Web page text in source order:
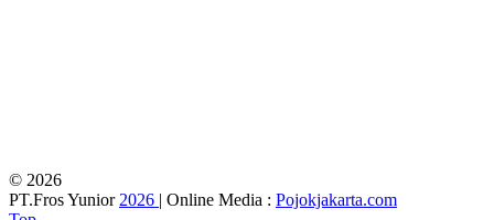
© 2026
PT.Fros Yunior2026 | Online Media : Pojokjakarta.com